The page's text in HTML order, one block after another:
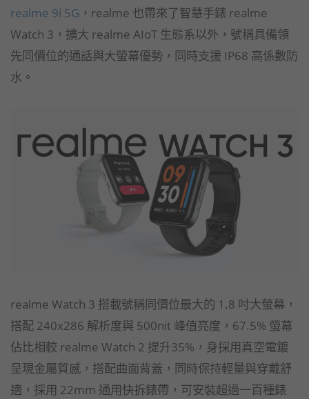
realme 9i 5G ，realme 也帶來了智慧手錶 realme
Watch 3，擴大 realme AIoT 生態系以外，號稱具備領
先同價位的通話與大螢幕優勢，同時支援 IP68 高係數防
水 。
realme Watch 3 搭載號稱同價位最大的 1.8 吋大螢幕，
搭配 240x286 解析度與 500nit 峰值亮度，67.5% 螢幕
佔比相較 realme Watch 2 提升35%，身採用真空電鍍
呈現金屬質感，搭配曲面背蓋，同時保持輕量與穿戴舒
適，採用 22mm 通用快拆錶帶，可安裝超過一百種錶